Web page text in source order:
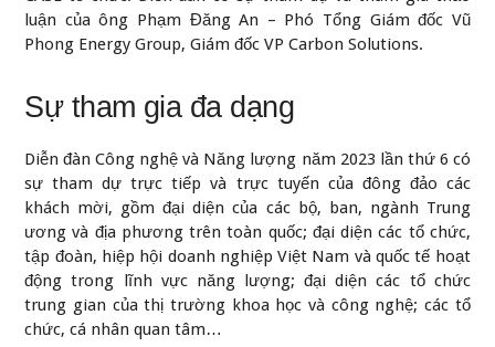
luận của ông Phạm Đăng An – Phó Tổng Giám đốc Vũ
Phong Energy Group, Giám đốc VP Carbon Solutions.
Sự tham gia đa dạng
Diễn đàn Công nghệ và Năng lượng năm 2023 lần thứ 6 có
sự tham dự trực tiếp và trực tuyến của đông đảo các
khách mời, gồm đại diện của các bộ, ban, ngành Trung
ương và địa phương trên toàn quốc; đại diện các tổ chức,
tập đoàn, hiệp hội doanh nghiệp Việt Nam và quốc tế hoạt
động trong lĩnh vực năng lượng; đại diện các tổ chức
trung gian của thị trường khoa học và công nghệ; các tổ
chức, cá nhân quan tâm…